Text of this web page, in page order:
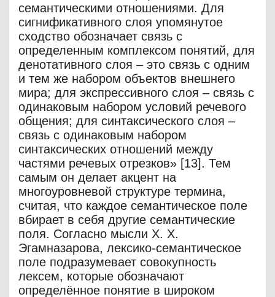
семантическими отношениями. Для
сигнификативного слоя упомянутое
сходство обозначает связь с
определенным комплексом понятий, для
денотативного слоя – это связь с одним
и тем же набором объектов внешнего
мира; для экспрессивного слоя – связь с
одинаковым набором условий речевого
общения; для синтаксического слоя –
связь с одинаковым набором
синтаксических отношений между
частями речевых отрезков» [13]. Тем
самым он делает акцент на
многоуровневой структуре термина,
считая, что каждое семантическое поле
вбирает в себя другие семантические
поля. Согласно мысли Х. Х.
Эгамназарова, лексико-семантическое
поле подразумевает совокупность
лексем, которые обозначают
определённое понятие в широком